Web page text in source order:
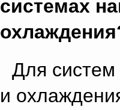
системах
Для систем
и